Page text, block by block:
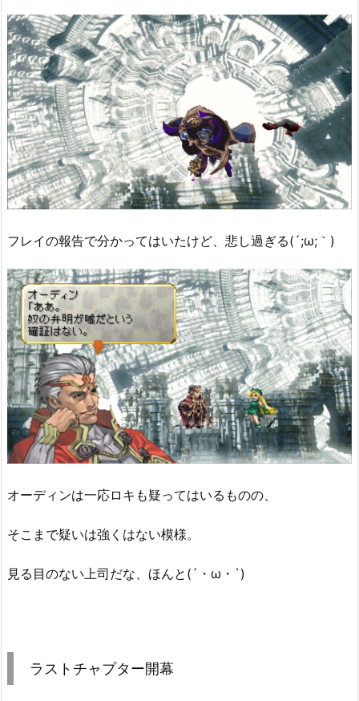
フレイの報告で分かってはいたけど、悲し過ぎる(´;ω;｀)
オーディンは一応ロキも疑ってはいるものの、
そこまで疑いは強くはない模様。
見る目のない上司だな、ほんと(´・ω・`)
ラストチャプター開幕